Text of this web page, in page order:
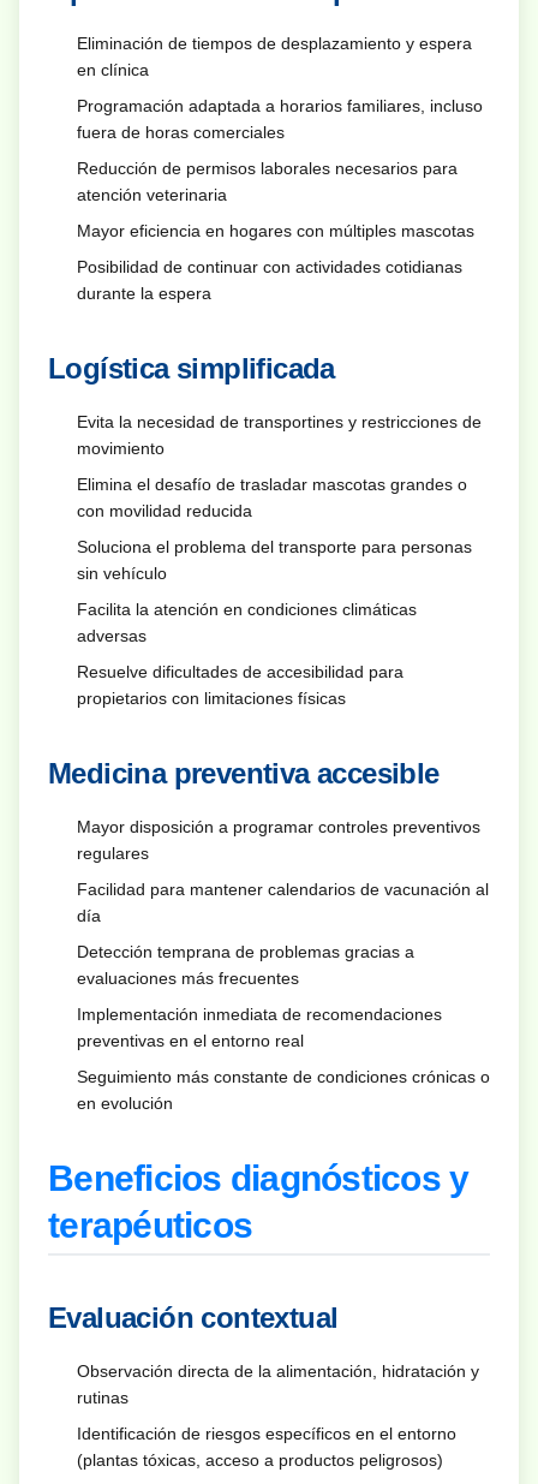
Eliminación de tiempos de desplazamiento y espera
en clínica
Programación adaptada a horarios familiares, incluso
fuera de horas comerciales
Reducción de permisos laborales necesarios para
atención veterinaria
Mayor eficiencia en hogares con múltiples mascotas
Posibilidad de continuar con actividades cotidianas
durante la espera
Logística simplificada
Evita la necesidad de transportines y restricciones de
movimiento
Elimina el desafío de trasladar mascotas grandes o
con movilidad reducida
Soluciona el problema del transporte para personas
sin vehículo
Facilita la atención en condiciones climáticas
adversas
Resuelve dificultades de accesibilidad para
propietarios con limitaciones físicas
Medicina preventiva accesible
Mayor disposición a programar controles preventivos
regulares
Facilidad para mantener calendarios de vacunación al
día
Detección temprana de problemas gracias a
evaluaciones más frecuentes
Implementación inmediata de recomendaciones
preventivas en el entorno real
Seguimiento más constante de condiciones crónicas o
en evolución
Beneficios diagnósticos y
terapéuticos
Evaluación contextual
Observación directa de la alimentación, hidratación y
rutinas
Identificación de riesgos específicos en el entorno
(plantas tóxicas, acceso a productos peligrosos)